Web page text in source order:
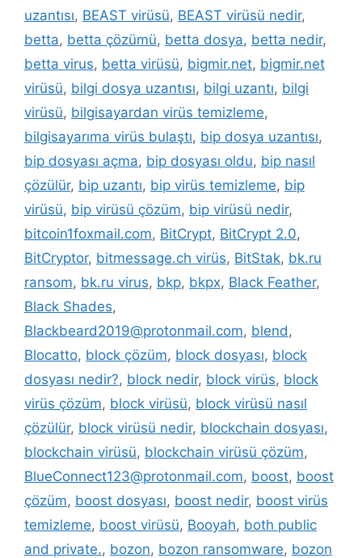
uzantısı, BEAST virüsü, BEAST virüsü nedir,
betta, betta çözümü, betta dosya, betta nedir,
betta virus, betta virüsü, bigmir.net, bigmir.net
virüsü, bilgi dosya uzantısı, bilgi uzantı, bilgi
virüsü, bilgisayardan virüs temizleme,
bilgisayarıma virüs bulaştı, bip dosya uzantısı,
bip dosyası açma, bip dosyası oldu, bip nasıl
çözülür, bip uzantı, bip virüs temizleme, bip
virüsü, bip virüsü çözüm, bip virüsü nedir,
bitcoin1foxmail.com, BitCrypt, BitCrypt 2.0,
BitCryptor, bitmessage.ch virüs, BitStak, bk.ru
ransom, bk.ru virus, bkp, bkpx, Black Feather,
Black Shades,
Blackbeard2019@protonmail.com, blend,
Blocatto, block çözüm, block dosyası, block
dosyası nedir?, block nedir, block virüs, block
virüs çözüm, block virüsü, block virüsü nasıl
çözülür, block virüsü nedir, blockchain dosyası,
blockchain virüsü, blockchain virüsü çözüm,
BlueConnect123@protonmail.com, boost, boost
çözüm, boost dosyası, boost nedir, boost virüs
temizleme, boost virüsü, Booyah, both public
and private., bozon, bozon ransomware, bozon